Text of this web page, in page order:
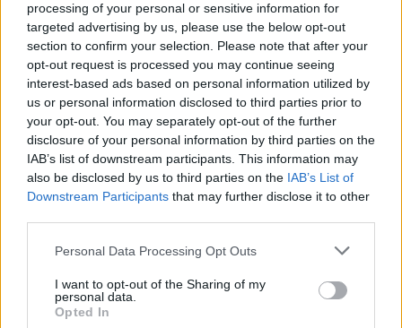
processing of your personal or sensitive information for
targeted advertising by us, please use the below opt-out
section to confirm your selection. Please note that after your
opt-out request is processed you may continue seeing
interest-based ads based on personal information utilized by
us or personal information disclosed to third parties prior to
your opt-out. You may separately opt-out of the further
disclosure of your personal information by third parties on the
IAB’s list of downstream participants. This information may
also be disclosed by us to third parties on the IAB’s List of
Downstream Participants that may further disclose it to other
Personal Data Processing Opt Outs
I want to opt-out of the Sharing of my
personal data.
Opted In
Navigation
de
l’article
Précédent Suivant
Actus Info